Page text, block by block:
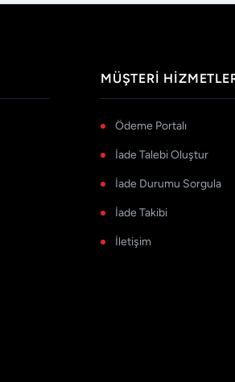
MÜŞTERI
Ödeme Portalı
İade Talebi Oluştur
İade Durumu Sorgula
İade Takibi
İletişim